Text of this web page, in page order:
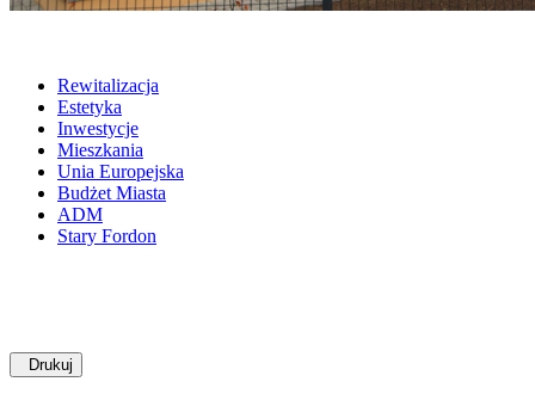
Rewitalizacja
Estetyka
Inwestycje
Mieszkania
Unia Europejska
Budżet Miasta
ADM
Stary Fordon
Drukuj